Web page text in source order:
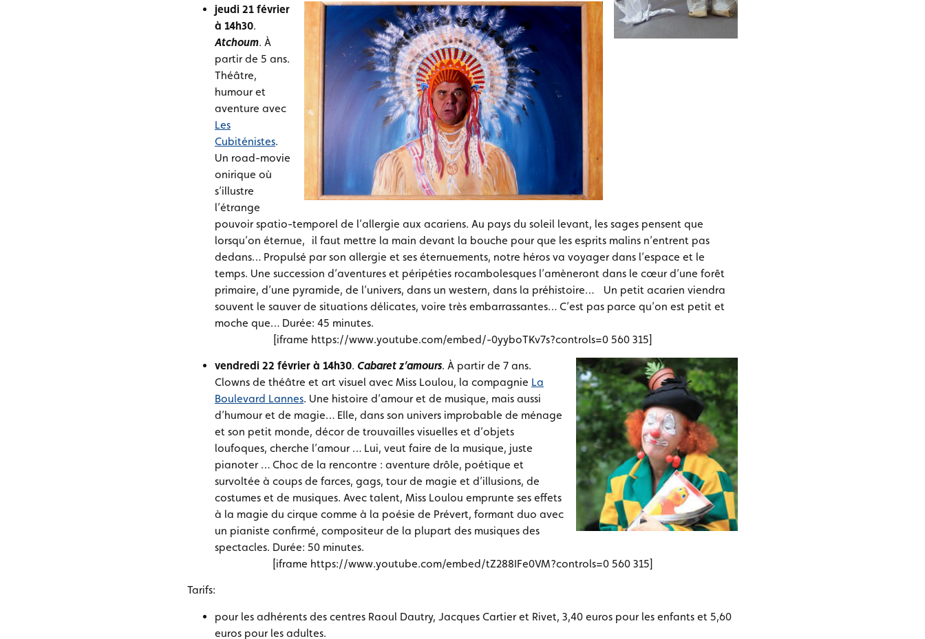
jeudi 21 février
à 14h30.
Atchoum. À
partir de 5 ans.
Théâtre,
humour et
aventure avec
Les
Cubiténistes.
Un road-movie
onirique où
s’illustre
l’étrange
pouvoir spatio-temporel de l’allergie aux acariens. Au pays du soleil levant, les sages pensent que
lorsqu’on éternue, il faut mettre la main devant la bouche pour que les esprits malins n’entrent pas
dedans… Propulsé par son allergie et ses éternuements, notre héros va voyager dans l’espace et le
temps. Une succession d’aventures et péripéties rocambolesques l’amèneront dans le cœur d’une forêt
primaire, d’une pyramide, de l’univers, dans un western, dans la préhistoire… Un petit acarien viendra
souvent le sauver de situations délicates, voire très embarrassantes… C’est pas parce qu’on est petit et
moche que… Durée: 45 minutes.
[iframe https://www.youtube.com/embed/-0yyboTKv7s?controls=0 560 315]
vendredi 22 février à 14h30. Cabaret z’amours. À partir de 7 ans.
Clowns de théâtre et art visuel avec Miss Loulou, la compagnie La
Boulevard Lannes. Une histoire d’amour et de musique, mais aussi
d’humour et de magie… Elle, dans son univers improbable de ménage
et son petit monde, décor de trouvailles visuelles et d’objets
loufoques, cherche l’amour … Lui, veut faire de la musique, juste
pianoter … Choc de la rencontre : aventure drôle, poétique et
survoltée à coups de farces, gags, tour de magie et d’illusions, de
costumes et de musiques. Avec talent, Miss Loulou emprunte ses effets
à la magie du cirque comme à la poésie de Prévert, formant duo avec
un pianiste confirmé, compositeur de la plupart des musiques des
spectacles. Durée: 50 minutes.
[iframe https://www.youtube.com/embed/tZ288IFe0VM?controls=0 560 315]
Tarifs:
pour les adhérents des centres Raoul Dautry, Jacques Cartier et Rivet, 3,40 euros pour les enfants et 5,60
euros pour les adultes.